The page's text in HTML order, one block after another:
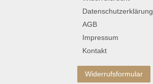
Datenschutzerklärung
AGB
Impressum
Kontakt
Widerrufsformular